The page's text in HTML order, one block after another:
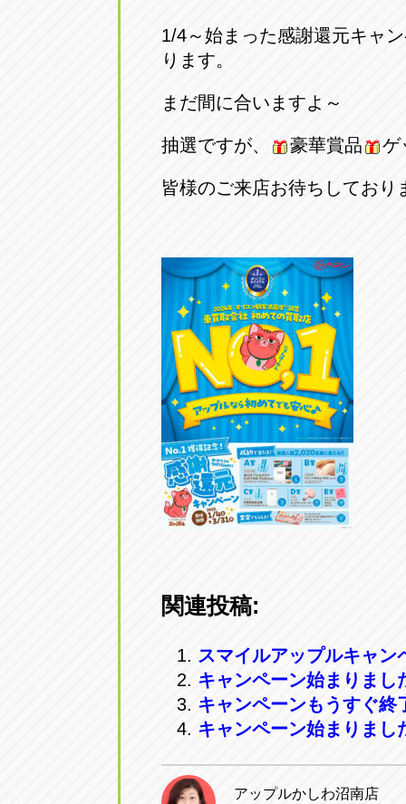
アップル
0569-35-
0568-76-
アップル
0561-53-
アップル
0587-66-
オートフ
052-400-
059-331-
アップル碧南店
愛知県碧南市立山町4-32-1
アップル常滑店
愛知県常滑市長間37-1
愛知県小牧市久保新町20
アップル尾張旭店
愛知県尾張旭市印場元町5-2-8
アップル岩倉店
愛知県岩倉市大地町長田35-1
オートフレンド
愛知県清須市春日砂賀東114
三重
三重県四日市市午起3丁目1番3
1/4～始まった感謝還元キャ
ります。
まだ間に合いますよ～
抽選ですが、 豪華賞品 ゲ
皆様のご来店お待ちしており
関連投稿:
スマイルアップルキャ
キャンペーン始まりま
キャンペーンもうすぐ
キャンペーン始まりま
アップルかしわ沼南店